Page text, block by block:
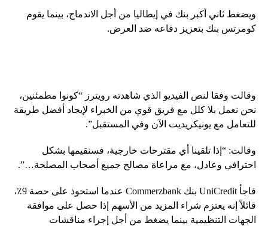
ويضغط ثاني أكبر بنك في إيطاليا من أجل الاندماج، بينما يقوم
كومرتس بنك بتعزيز دفاعه ضد العرض.
وقالت وفقا لنص الفيديو الذي شاهدته رويترز “كونوا مطمئنين،
نحن نعمل بلا كلل مع فريق قوي من الخبراء لإيجاد أفضل طريقة
للتعامل مع يونيكريديت الآن وفي المستقبل”.
وقالت: “إذا تلقينا أي مقترحات خارجية، فسنقيمها بشكل
احترافي وعادل، مع مراعاة مصالح جميع أصحاب المصلحة…”.
فاجأ UniCredit بنك Commerzbank عندما استحوذ على حصة 9٪،
قائلاً إنه يعتزم شراء المزيد من الأسهم إذا حصل على موافقة
الجهات التنظيمية بينما يضغط من أجل إجراء مناقشات